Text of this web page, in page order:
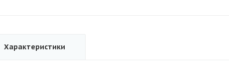
Характеристики